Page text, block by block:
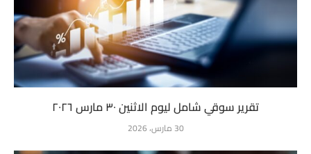
تقرير سوقي شامل ليوم الاثنين ٣٠ مارس ٢٠٢٦
30 مارس، 2026